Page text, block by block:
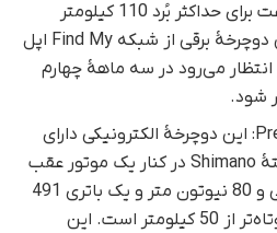
باتری 460 وات ساعت برای حداکثر بُرد 110 کیلومتر
است. همچنین این دوچرخۀ برقی از شبکه Find My اپل
می‌رود در سه ماهۀ چهارم
Predator eNomad-R: این دوچرخۀ الکترونیکی دارای
یک گیربکس 9 سرعتۀ Shimano در کنار یک موتور عقب
قدرتمندتر 750 واتی و 80 نیوتون متر و یک باتری 491
وات ساعت با بُرد کوتاه‌تر از 50 کیلومتر است. این